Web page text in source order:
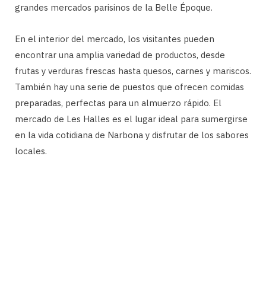
grandes mercados parisinos de la Belle Époque.
En el interior del mercado, los visitantes pueden
encontrar una amplia variedad de productos, desde
frutas y verduras frescas hasta quesos, carnes y mariscos.
También hay una serie de puestos que ofrecen comidas
preparadas, perfectas para un almuerzo rápido. El
mercado de Les Halles es el lugar ideal para sumergirse
en la vida cotidiana de Narbona y disfrutar de los sabores
locales.